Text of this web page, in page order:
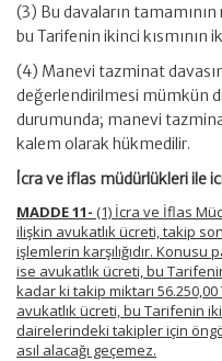
(3) Bu davaların
bu Tarifenin ikinci
(4) Manevi tazminat
değerlendirilmesi mümkün
durumunda; manevi
kalem olarak hükmedilir.
İcra ve iflas müdürlükleri ile
MADDE 11- (1) İcra ve İflas
ilişkin avukatlık ücreti, takip
işlemlerin karşılığıdır.
ise avukatlık ücreti, bu
kadar ki takip miktarı
avukatlık ücreti, bu Tarifenin
dairelerindeki takipler için
asıl alacağı geçemez.